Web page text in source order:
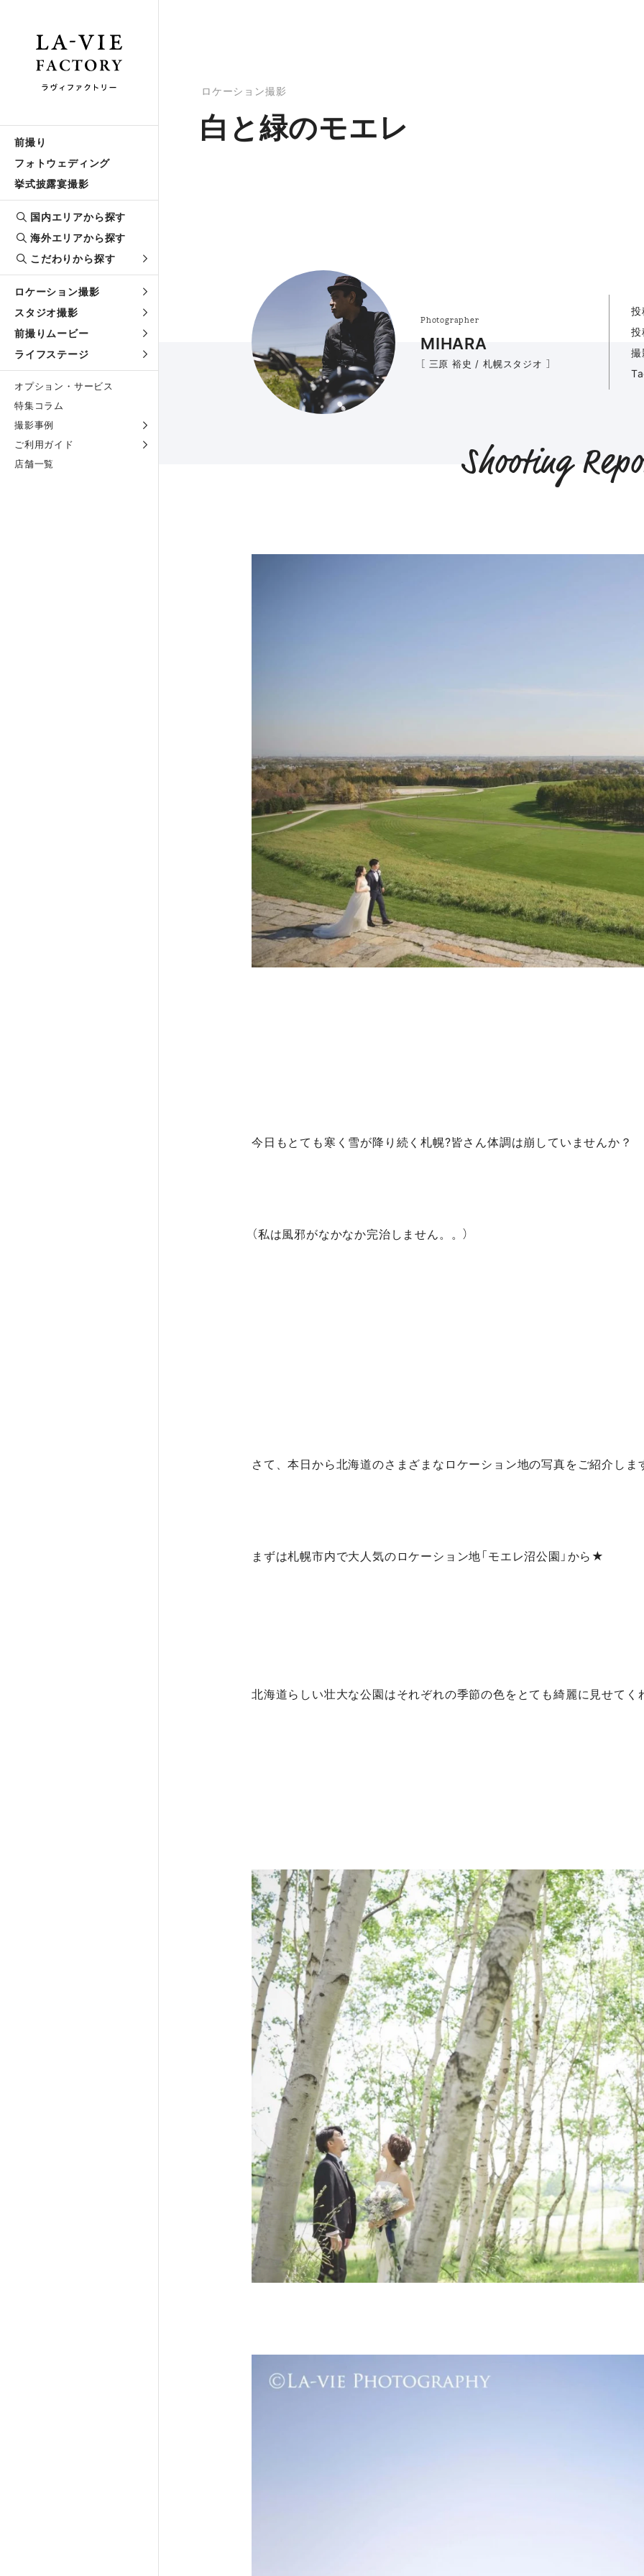
前撮り
フォトウェディング
挙式披露宴撮影
国内エリアから探す
海外エリアから探す
こだわりから探す
ロケーション撮影
スタジオ撮影
前撮りムービー
ライフステージ
オプション・サービス
特集コラム
撮影事例
ご利用ガイド
店舗一覧
ロケーション撮影
白と緑のモエレ
Photographer
MIHARA
［ 三原 裕史 / 札幌スタジオ ］
投
投
撮
Shooting
今日もとても寒く雪が降り続く札幌?皆さん体調は崩していませんか？
（私は風邪がなかなか完治しません。。）
さて、本日から北海道のさまざまなロケーション地の写真をご紹介しま
まずは札幌市内で大人気のロケーション地「モエレ沼公園」から★
北海道らしい壮大な公園はそれぞれの季節の色をとても綺麗に見せてく